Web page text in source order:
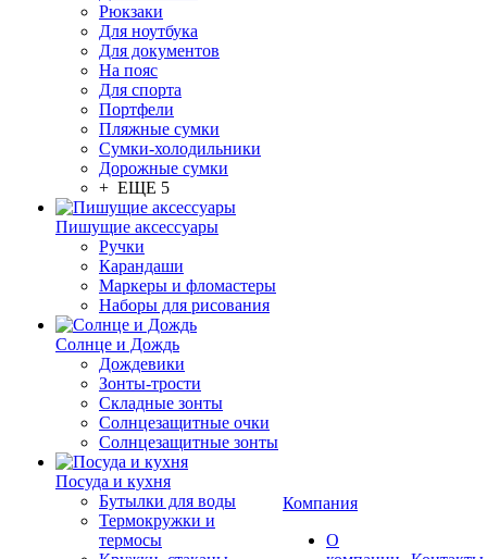
Рюкзаки
Для ноутбука
Для документов
На пояс
Для спорта
Портфели
Пляжные сумки
Сумки-холодильники
Дорожные сумки
+ ЕЩЕ 5
Пишущие аксессуары
Ручки
Карандаши
Маркеры и фломастеры
Наборы для рисования
Солнце и Дождь
Дождевики
Зонты-трости
Складные зонты
Солнцезащитные очки
Солнцезащитные зонты
Посуда и кухня
Бутылки для воды
Термокружки и
термосы
Компания
О